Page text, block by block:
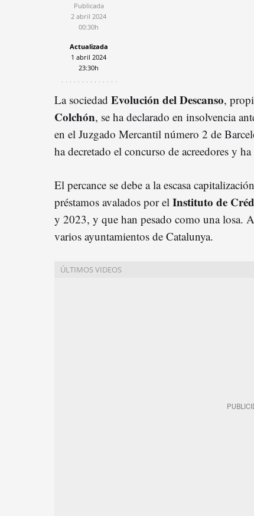
Publicada
2 abril 2024
00:30h
Actualizada
1 abril 2024
23:30h
La sociedad Evolución del Descanso,
Colchón, se ha declarado en insolvencia
en el Juzgado Mercantil número 2 de
ha decretado el concurso de acreedores y
El percance se debe a la escasa
préstamos avalados por el Instituto de
y 2023, y que han pesado como una losa.
varios ayuntamientos de Catalunya.